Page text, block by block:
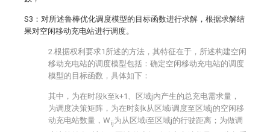
S3：对所述鲁棒优化调度模型的目标函数进行求解，根据求解结
果对空闲移动充电站进行调度。
2.根据权利要求1所述的方法，其特征在于，所述构建空闲
移动充电站的调度模型包括：确定空闲移动充电站的调度
模型的目标函数，具体如下：
其中， 为在时段k至k+1、区域j内产生的总充电需求量，
为调度决策矩阵， 为在时刻k从区域i调度至区域j的空闲移
动充电站数量， Wij为从区域i至区域j的行驶距离； 为做调